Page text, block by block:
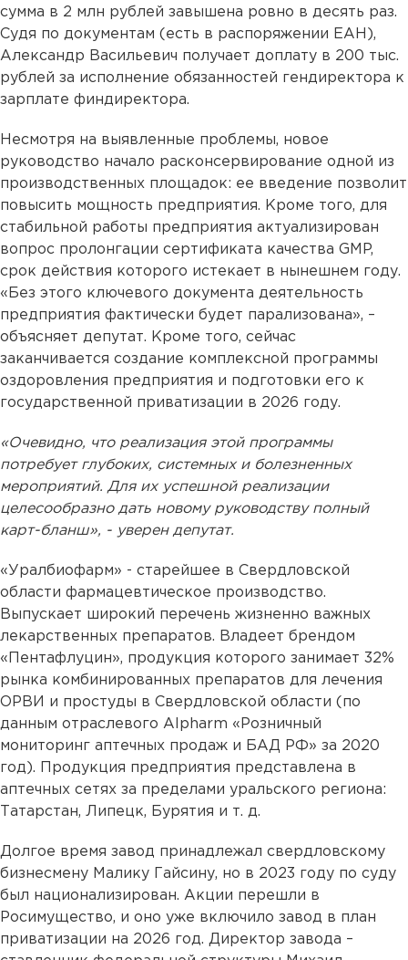
сумма в 2 млн рублей завышена ровно в десять раз.
Судя по документам (есть в распоряжении ЕАН),
Александр Васильевич получает доплату в 200 тыс.
рублей за исполнение обязанностей гендиректора к
зарплате финдиректора.
Несмотря на выявленные проблемы, новое
руководство начало расконсервирование одной из
производственных площадок: ее введение позволит
повысить мощность предприятия. Кроме того, для
стабильной работы предприятия актуализирован
вопрос пролонгации сертификата качества GMP,
срок действия которого истекает в нынешнем году.
«Без этого ключевого документа деятельность
предприятия фактически будет парализована», –
объясняет депутат. Кроме того, сейчас
заканчивается создание комплексной программы
оздоровления предприятия и подготовки его к
государственной приватизации в 2026 году.
«Очевидно, что реализация этой программы
потребует глубоких, системных и болезненных
мероприятий. Для их успешной реализации
целесообразно дать новому руководству полный
карт-бланш», - уверен депутат.
«Уралбиофарм» - старейшее в Свердловской
области фармацевтическое производство.
Выпускает широкий перечень жизненно важных
лекарственных препаратов. Владеет брендом
«Пентафлуцин», продукция которого занимает 32%
рынка комбинированных препаратов для лечения
ОРВИ и простуды в Свердловской области (по
данным отраслевого Alpharm «Розничный
мониторинг аптечных продаж и БАД РФ» за 2020
год). Продукция предприятия представлена в
аптечных сетях за пределами уральского региона:
Татарстан, Липецк, Бурятия и т. д.
Долгое время завод принадлежал свердловскому
бизнесмену Малику Гайсину, но в 2023 году по суду
был национализирован. Акции перешли в
Росимущество, и оно уже включило завод в план
приватизации на 2026 год. Директор завода –